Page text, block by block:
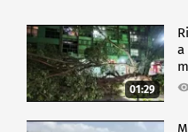
01:29
a